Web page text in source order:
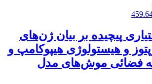
پیچیده بر بیان ژن‌های
و هیستولوژی هیپوکامپ و
فضائی موش‌های مدل